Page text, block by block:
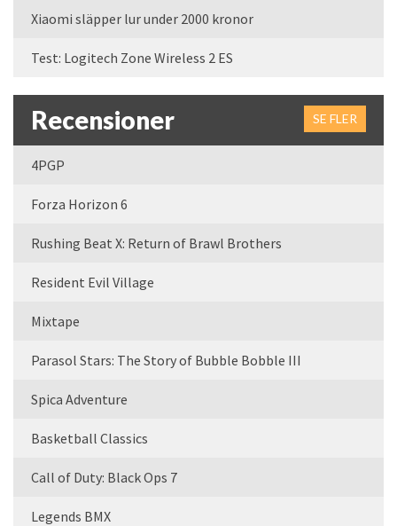
Xiaomi släpper lur under 2000 kronor
Test: Logitech Zone Wireless 2 ES
Recensioner SE FLER
4PGP
Forza Horizon 6
Rushing Beat X: Return of Brawl Brothers
Resident Evil Village
Mixtape
Parasol Stars: The Story of Bubble Bobble III
Spica Adventure
Basketball Classics
Call of Duty: Black Ops 7
Legends BMX